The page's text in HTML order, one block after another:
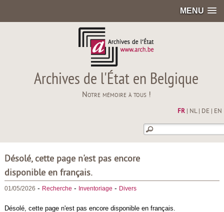
MENU
Archives de l'État en Belgique
Notre mémoire à tous !
FR| NL| DE EN
Désolé, cette page n'est pas encore
disponible en français.
01/05/2026 - Recherche - Inventoriage - Divers
Désolé, cette page n'est pas encore disponible en français.